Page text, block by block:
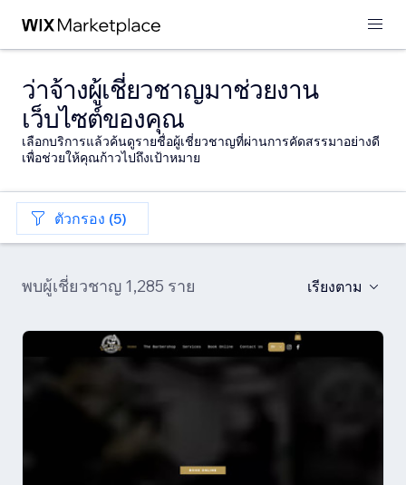
ว่าจ้างผู้เชี่ยวชาญมาช่วยงาน
เว็บไซต์ของคุณ
เลือกบริการแล้วค้นดูรายชื่อผู้เชี่ยวชาญที่ผ่านการคัดสรรมาอย่างดี
เพื่อช่วยให้คุณก้าวไปถึงเป้าหมาย
ตัวกรอง (5)
พบผู้เชี่ยวชาญ 1,285 ราย เรียงตาม